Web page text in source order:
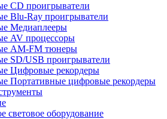
СD проигрыватели
Blu-Ray проигрыватели
Медиаплееры
AV процессоры
AM-FM тюнеры
SD/USB проигрыватели
Цифровые рекордеры
Портативные цифровые рекордеры
световое оборудование